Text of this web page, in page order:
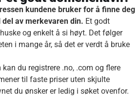
kundene bruker for å finne deg
av merkevaren din. Et godt
og enkelt å si høyt. Det følger
i mange år, så det er verdt å bruke
du registrere .no, .com og flere
til faste priser uten skjulte
du ønsker er ledig i søket ovenfor.